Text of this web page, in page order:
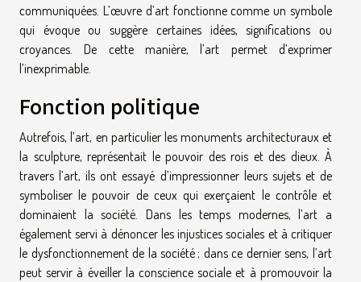
communiquées. L’œuvre d’art fonctionne comme un symbole
qui évoque ou suggère certaines idées, significations ou
croyances. De cette manière, l’art permet d’exprimer
l’inexprimable.
Fonction politique
Autrefois, l’art, en particulier les monuments architecturaux et
la sculpture, représentait le pouvoir des rois et des dieux. À
travers l’art, ils ont essayé d’impressionner leurs sujets et de
symboliser le pouvoir de ceux qui exerçaient le contrôle et
dominaient la société. Dans les temps modernes, l’art a
également servi à dénoncer les injustices sociales et à critiquer
le dysfonctionnement de la société ; dans ce dernier sens, l’art
peut servir à éveiller la conscience sociale et à promouvoir la